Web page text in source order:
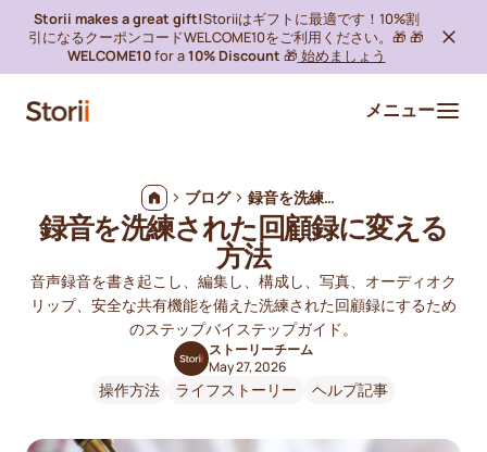
Storii makes a great gift!Storiiはギフトに最適です！10%割
引になるクーポンコードWELCOME10をご利用ください。🎁 🎁
WELCOME10for a10% Discount 🎁 始めましょう
メニュー
ブログ 録音を洗練された回顧録に変える方法
録音を洗練された回顧録に変える
方法
音声録音を書き起こし、編集し、構成し、写真、オーディオク
リップ、安全な共有機能を備えた洗練された回顧録にするため
のステップバイステップガイド。
ストーリーチーム
May 27, 2026
操作方法 ライフストーリー ヘルプ記事